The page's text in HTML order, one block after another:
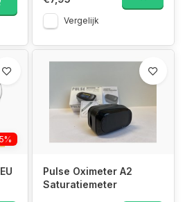
Vergelijk
Pulse Oximeter A2
Saturatiemeter